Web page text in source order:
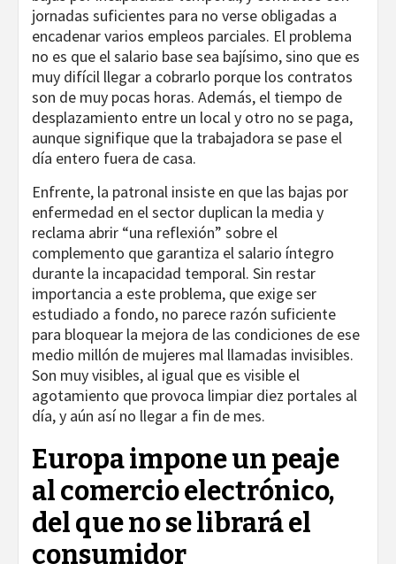
jornadas suficientes para no verse obligadas a
encadenar varios empleos parciales. El problema
no es que el salario base sea bajísimo, sino que es
muy difícil llegar a cobrarlo porque los contratos
son de muy pocas horas. Además, el tiempo de
desplazamiento entre un local y otro no se paga,
aunque signifique que la trabajadora se pase el
día entero fuera de casa.
Enfrente, la patronal insiste en que las bajas por
enfermedad en el sector duplican la media y
reclama abrir “una reflexión” sobre el
complemento que garantiza el salario íntegro
durante la incapacidad temporal. Sin restar
importancia a este problema, que exige ser
estudiado a fondo, no parece razón suficiente
para bloquear la mejora de las condiciones de ese
medio millón de mujeres mal llamadas invisibles.
Son muy visibles, al igual que es visible el
agotamiento que provoca limpiar diez portales al
día, y aún así no llegar a fin de mes.
Europa impone un peaje
al comercio electrónico,
del que no se librará el
consumidor